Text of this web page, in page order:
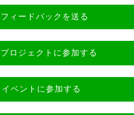
フィードバックを送る
プロジェクトに参加する
イベントに参加する